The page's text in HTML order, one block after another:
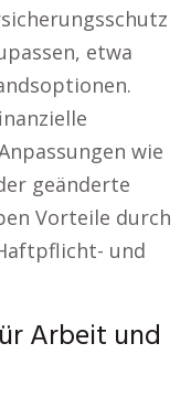
etwa
wie
geänderte
Vorteile durch
und
Arbeit und